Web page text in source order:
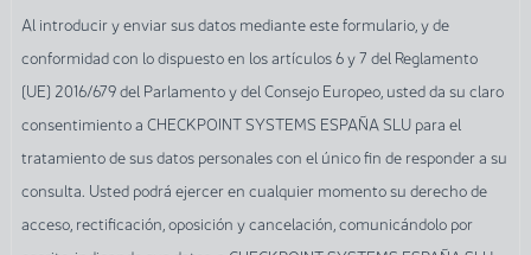
enviar
sus
datos
mediante
este
formulario,
Al introducir y enviar sus datos mediante este formulario, y de
conformidad con lo dispuesto en los artículos 6 y 7 del Reglamento
(UE) 2016/679 del Parlamento y del Consejo Europeo, usted da su claro
consentimiento a CHECKPOINT SYSTEMS ESPAÑA SLU para el
tratamiento de sus datos personales con el único fin de responder a su
consulta. Usted podrá ejercer en cualquier momento su derecho de
acceso, rectificación, oposición y cancelación, comunicándolo por